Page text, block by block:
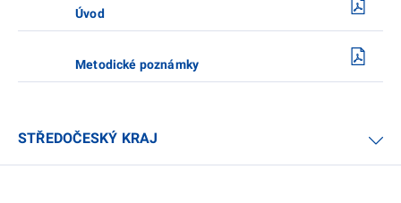
Úvod
Metodické poznámky
STŘEDOČESKÝ KRAJ